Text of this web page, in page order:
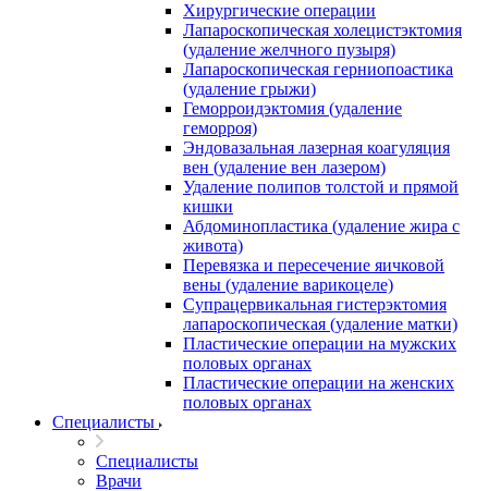
Хирургические операции
Лапароскопическая холецистэктомия
(удаление желчного пузыря)
Лапароскопическая герниопоастика
(удаление грыжи)
Геморроидэктомия (удаление
геморроя)
Эндовазальная лазерная коагуляция
вен (удаление вен лазером)
Удаление полипов толстой и прямой
кишки
Абдоминопластика (удаление жира с
живота)
Перевязка и пересечение яичковой
вены (удаление варикоцеле)
Супрацервикальная гистерэктомия
лапароскопическая (удаление матки)
Пластические операции на мужских
половых органах
Пластические операции на женских
половых органах
Специалисты
Специалисты
Врачи